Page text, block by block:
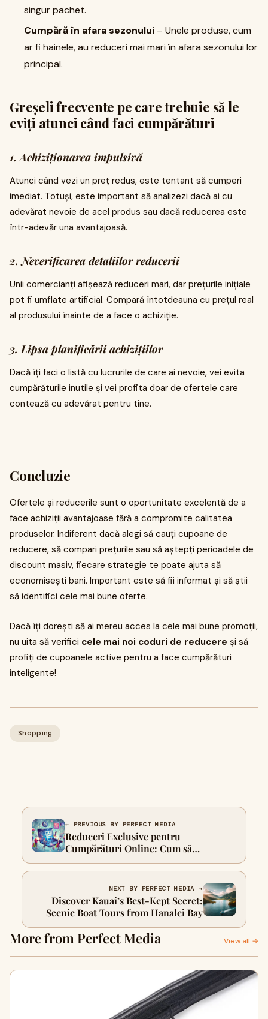
singur pachet.
Cumpără în afara sezonului – Unele produse, cum
ar fi hainele, au reduceri mai mari în afara sezonului lor
principal.
Greșeli frecvente pe care trebuie să le
eviți atunci când faci cumpărături
1. Achiziționarea impulsivă
Atunci când vezi un preț redus, este tentant să cumperi
imediat. Totuși, este important să analizezi dacă ai cu
adevărat nevoie de acel produs sau dacă reducerea este
într-adevăr una avantajoasă.
2. Neverificarea detaliilor reducerii
Unii comercianți afișează reduceri mari, dar prețurile inițiale
pot fi umflate artificial. Compară întotdeauna cu prețul real
al produsului înainte de a face o achiziție.
3. Lipsa planificării achizițiilor
Dacă îți faci o listă cu lucrurile de care ai nevoie, vei evita
cumpărăturile inutile și vei profita doar de ofertele care
contează cu adevărat pentru tine.
Concluzie
Ofertele și reducerile sunt o oportunitate excelentă de a
face achiziții avantajoase fără a compromite calitatea
produselor. Indiferent dacă alegi să cauți cupoane de
reducere, să compari prețurile sau să aștepți perioadele de
discount masiv, fiecare strategie te poate ajuta să
economisești bani. Important este să fii informat și să știi
să identifici cele mai bune oferte.
Dacă îți dorești să ai mereu acces la cele mai bune promoții,
nu uita să verifici cele mai noi coduri de reducere și să
profiți de cupoanele active pentru a face cumpărături
inteligente!
Shopping
← PREVIOUS BY PERFECT MEDIA
Reduceri Exclusive pentru
Cumpărături Online: Cum să
Economisești Bani În Timpul
Shopping-ului Virtual
NEXT BY PERFECT MEDIA →
Discover Kauai’s Best-Kept Secret:
Scenic Boat Tours from Hanalei Bay
More from Perfect Media View all →